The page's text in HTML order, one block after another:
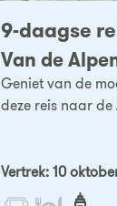
9-daagse
Van de
Geniet van de
deze reis naar
Vertrek: 10